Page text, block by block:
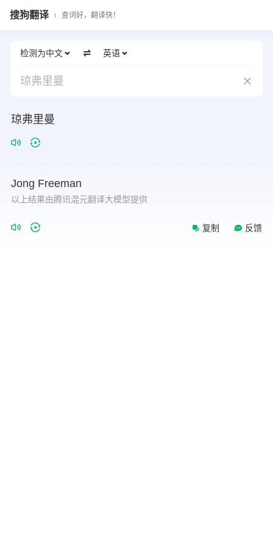
搜狗翻译 查词好，翻译快！
检测为中文 英语
琼弗里曼
琼弗里曼
Jong Freeman
以上结果由腾讯混元翻译大模型提供
复制 反馈